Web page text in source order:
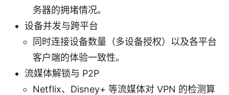
务器的拥堵情况。
设备并发与跨平台
同时连接设备数量（多设备授权）以及各平台
客户端的体验一致性。
流媒体解锁与 P2P
Netflix、Disney+ 等流媒体对 VPN 的检测算